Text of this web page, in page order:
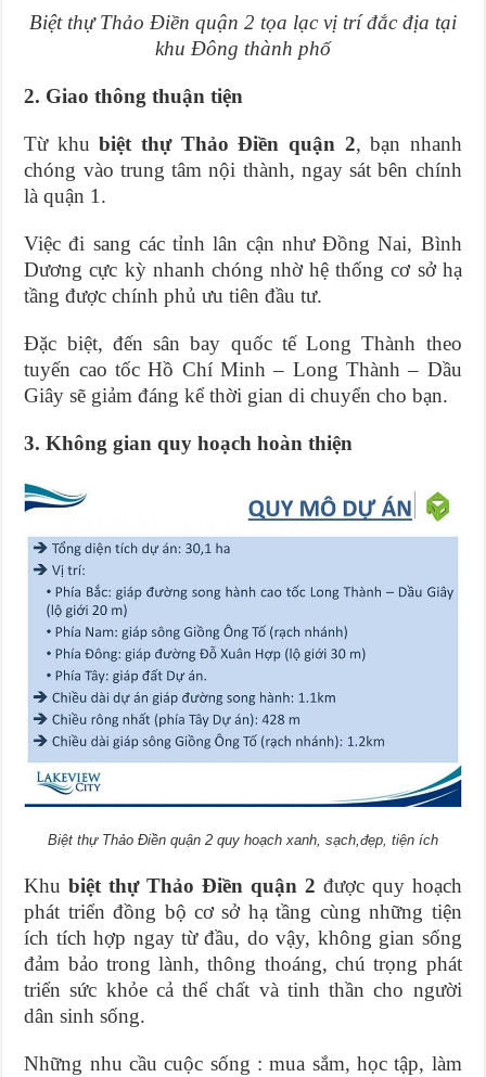
Biệt thự Thảo Điền quận 2 tọa lạc vị trí đắc địa tại
khu Đông thành phố
2. Giao thông thuận tiện
Từ khubiệt thự Thảo Điền quận 2, bạn nhanh
chóng vào trung tâm nội thành, ngay sát bên chính
là quận 1.
Việc đi sang các tỉnh lân cận như Đồng Nai, Bình
Dương cực kỳ nhanh chóng nhờ hệ thống cơ sở hạ
tầng được chính phủ ưu tiên đầu tư.
Đặc biệt, đến sân bay quốc tế Long Thành theo
tuyến cao tốc Hồ Chí Minh – Long Thành – Dầu
Giây sẽ giảm đáng kể thời gian di chuyển cho bạn.
3. Không gian quy hoạch hoàn thiện
Biệt thự Thảo Điền quận 2 quy hoạch xanh, sạch,đẹp, tiện ích
Khubiệt thự Thảo Điền quận 2 được quy hoạch
phát triển đồng bộ cơ sở hạ tầng cùng những tiện
ích tích hợp ngay từ đầu, do vậy, không gian sống
đảm bảo trong lành, thông thoáng, chú trọng phát
triển sức khỏe cả thể chất và tinh thần cho người
dân sinh sống.
Những nhu cầu cuộc sống : mua sắm, học tập, làm